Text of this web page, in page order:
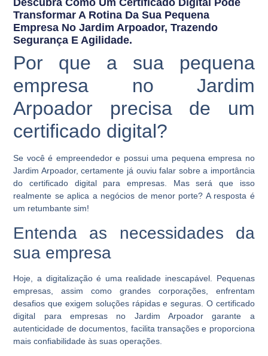
Descubra Como Um Certificado Digital Pode
Transformar A Rotina Da Sua Pequena
Empresa No Jardim Arpoador, Trazendo
Segurança E Agilidade.
Por que a sua pequena
empresa no Jardim
Arpoador precisa de um
certificado digital?
Se você é empreendedor e possui uma pequena empresa no
Jardim Arpoador, certamente já ouviu falar sobre a importância
docertificado digital para empresas . Mas será que isso
realmente se aplica a negócios de menor porte? A resposta é
um retumbante sim!
Entenda as necessidades da
sua empresa
Hoje, a digitalização é uma realidade inescapável. Pequenas
empresas, assim como grandes corporações, enfrentam
desafios que exigem soluções rápidas e seguras. O certificado
digital para empresas no Jardim Arpoadorgarante a
autenticidade de documentos, facilita transações e proporciona
mais confiabilidade às suas operações.